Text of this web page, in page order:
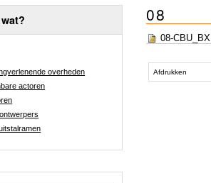
overheden
actoren
08
08-
acties
Afdrukken